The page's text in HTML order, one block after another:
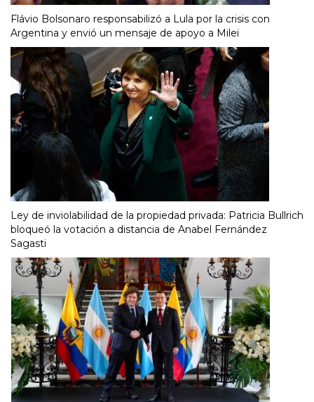
Flávio Bolsonaro responsabilizó a Lula por la crisis con
Argentina y envió un mensaje de apoyo a Milei
Ley de inviolabilidad de la propiedad privada: Patricia Bullrich
bloqueó la votación a distancia de Anabel Fernández
Sagasti